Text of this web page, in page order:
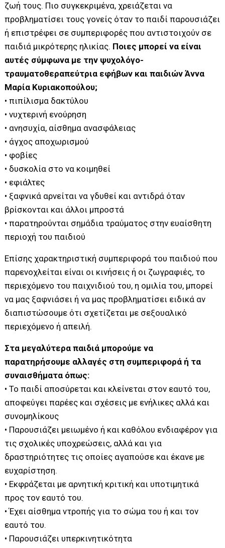
ζωή τους. Πιο συγκεκριμένα, χρειάζεται να
προβληματίσει τους γονείς όταν το παιδί παρουσιάζει
ή επιστρέφει σε συμπεριφορές που αντιστοιχούν σε
παιδιά μικρότερης ηλικίας. Ποιες μπορεί να είναι
αυτές σύμφωνα με την ψυχολόγο-
τραυματοθεραπεύτρια εφήβων και παιδιών Άννα
Μαρία Κυριακοπούλου;
• πιπίλισμα δακτύλου
• νυχτερινή ενούρηση
• ανησυχία, αίσθημα ανασφάλειας
• άγχος αποχωρισμού
• φοβίες
• δυσκολία στο να κοιμηθεί
• εφιάλτες
• ξαφνικά αρνείται να γδυθεί και αντιδρά όταν
βρίσκονται και άλλοι μπροστά
• παρατηρούνται σημάδια τραύματος στην ευαίσθητη
περιοχή του παιδιού
Επίσης χαρακτηριστική συμπεριφορά του παιδιού που
παρενοχλείται είναι οι κινήσεις ή οι ζωγραφιές, το
περιεχόμενο του παιχνιδιού του, η ομιλία του, μπορεί
να μας ξαφνιάσει ή να μας προβληματίσει ειδικά αν
διαπιστώσουμε ότι σχετίζεται με σεξουαλικό
περιεχόμενο ή απειλή.
Στα μεγαλύτερα παιδιά μπορούμε να
παρατηρήσουμε αλλαγές στη συμπεριφορά ή τα
συναισθήματα όπως:
• Το παιδί αποσύρεται και κλείνεται στον εαυτό του,
αποφεύγει παρέες και σχέσεις με ενήλικες αλλά και
συνομηλίκους
• Παρουσιάζει μειωμένο ή και καθόλου ενδιαφέρον για
τις σχολικές υποχρεώσεις, αλλά και για
δραστηριότητες τις οποίες αγαπούσε και έκανε με
ευχαρίστηση.
• Εκφράζεται με αρνητική κριτική και υποτιμητικά
προς τον εαυτό του.
• Έχει αίσθημα ντροπής για το σώμα του ή και τον
εαυτό του.
• Παρουσιάζει υπερκινητικότητα